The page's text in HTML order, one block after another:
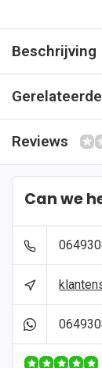
Beschrijving
Reviews
Can we